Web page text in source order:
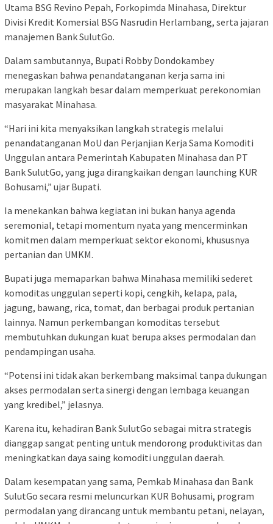
Utama BSG Revino Pepah, Forkopimda Minahasa, Direktur
Divisi Kredit Komersial BSG Nasrudin Herlambang, serta jajaran
manajemen Bank SulutGo.
Dalam sambutannya, Bupati Robby Dondokambey
menegaskan bahwa penandatanganan kerja sama ini
merupakan langkah besar dalam memperkuat perekonomian
masyarakat Minahasa.
“Hari ini kita menyaksikan langkah strategis melalui
penandatanganan MoU dan Perjanjian Kerja Sama Komoditi
Unggulan antara Pemerintah Kabupaten Minahasa dan PT
Bank SulutGo, yang juga dirangkaikan dengan launching KUR
Bohusami,” ujar Bupati.
Ia menekankan bahwa kegiatan ini bukan hanya agenda
seremonial, tetapi momentum nyata yang mencerminkan
komitmen dalam memperkuat sektor ekonomi, khususnya
pertanian dan UMKM.
Bupati juga memaparkan bahwa Minahasa memiliki sederet
komoditas unggulan seperti kopi, cengkih, kelapa, pala,
jagung, bawang, rica, tomat, dan berbagai produk pertanian
lainnya. Namun perkembangan komoditas tersebut
membutuhkan dukungan kuat berupa akses permodalan dan
pendampingan usaha.
“Potensi ini tidak akan berkembang maksimal tanpa dukungan
akses permodalan serta sinergi dengan lembaga keuangan
yang kredibel,” jelasnya.
Karena itu, kehadiran Bank SulutGo sebagai mitra strategis
dianggap sangat penting untuk mendorong produktivitas dan
meningkatkan daya saing komoditi unggulan daerah.
Dalam kesempatan yang sama, Pemkab Minahasa dan Bank
SulutGo secara resmi meluncurkan KUR Bohusami, program
permodalan yang dirancang untuk membantu petani, nelayan,